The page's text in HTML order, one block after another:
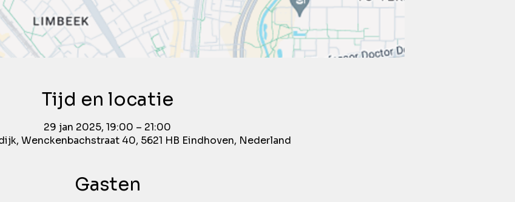
Tijd en locatie
29 jan 2025, 19:00 – 21:00
Wenckenbachstraat 40, 5621 HB Eindhoven, Nederland
Gasten